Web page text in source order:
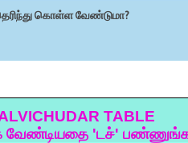
தெரிந்து கொள்ள வேண்டுமா?
TABLE
வேண்டியதை 'டச்'